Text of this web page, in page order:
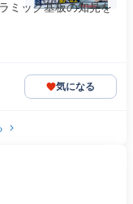
ミック基板の知見を
気になる